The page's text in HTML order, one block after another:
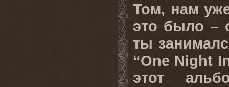
Том, нам
это было –
ты
“One Night
этот